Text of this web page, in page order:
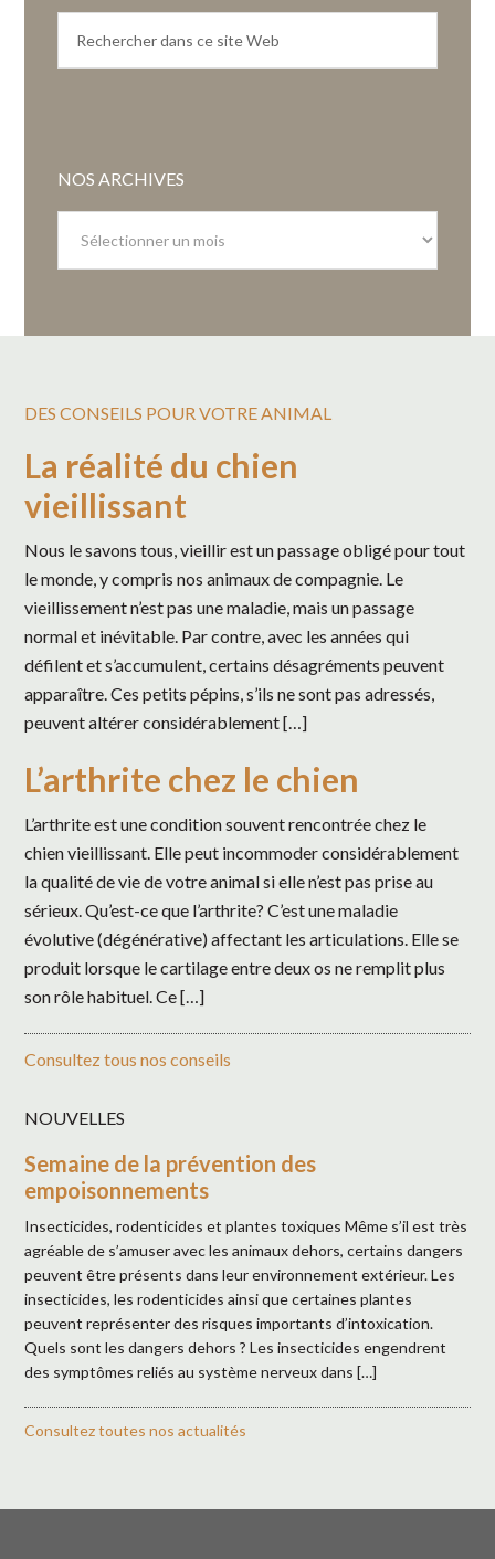
NOS ARCHIVES
archives
DES CONSEILS POUR VOTRE ANIMAL
La réalité du chien
vieillissant
Nous le savons tous, vieillir est un passage obligé pour tout
le monde, y compris nos animaux de compagnie. Le
vieillissement n’est pas une maladie, mais un passage
normal et inévitable. Par contre, avec les années qui
défilent et s’accumulent, certains désagréments peuvent
apparaître. Ces petits pépins, s’ils ne sont pas adressés,
peuvent altérer considérablement […]
L’arthrite chez le chien
L’arthrite est une condition souvent rencontrée chez le
chien vieillissant. Elle peut incommoder considérablement
la qualité de vie de votre animal si elle n’est pas prise au
sérieux. Qu’est-ce que l’arthrite? C’est une maladie
évolutive (dégénérative) affectant les articulations. Elle se
produit lorsque le cartilage entre deux os ne remplit plus
son rôle habituel. Ce […]
Consultez tous nos conseils
NOUVELLES
Semaine de la prévention des
empoisonnements
Insecticides, rodenticides et plantes toxiques Même s’il est très
agréable de s’amuser avec les animaux dehors, certains dangers
peuvent être présents dans leur environnement extérieur. Les
insecticides, les rodenticides ainsi que certaines plantes
peuvent représenter des risques importants d’intoxication.
Quels sont les dangers dehors ? Les insecticides engendrent
des symptômes reliés au système nerveux dans […]
Consultez toutes nos actualités